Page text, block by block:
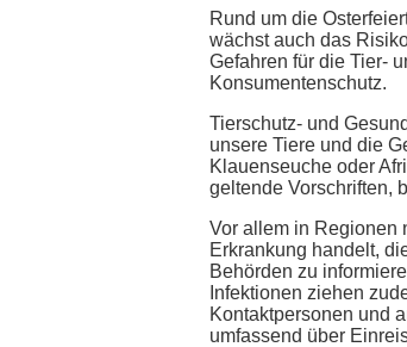
Rund um die
wächst auch das
Gefahren für die Tier-
Konsumentenschutz.
Tierschutz- und
unsere Tiere und die
Klauenseuche oder
geltende Vorschriften,
Vor allem in Regionen
Erkrankung handelt,
Behörden zu
Infektionen ziehen
Kontaktpersonen und
umfassend über